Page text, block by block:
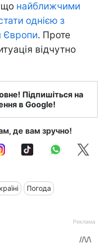
що найближчими
однією з
Європи. Проте
відчутно
Підпишіться на
в Google!
де вам зручно!
Погода